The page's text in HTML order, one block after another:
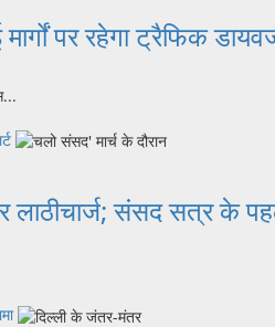
पर रहेगा ट्रैफिक
लाठीचार्ज; संसद सत्र के